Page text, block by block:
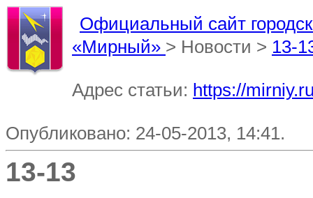
Официальный сайт
«Мирный» > Новости > 13-
Адрес статьи: https://
Опубликовано: 24-05-2013, 14:41.
13-13